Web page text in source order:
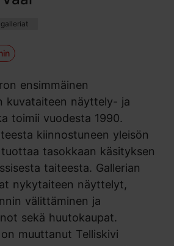
ensimmäinen
kuvataiteen näyttely- ja
toimii vuodesta 1990.
kiinnostuneen yleisön
tasokkaan käsityksen
taiteesta. Gallerian
nykytaiteen näyttelyt,
välittäminen ja
sekä huutokaupat.
muuttanut Telliskivi